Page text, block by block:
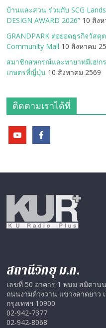
บ้านและสวน ร่วมกับ SCG
DESIGN AWARD 2026” 10 สิง
GRANDPARK ต่อยอดธุรกิจวัส
Community Mall 10 สิงหาคม
สมาชิกสหกรณ์และทายาทมีเฮ!ก
เกษตรที่ญี่ปุ่น 10 สิงหาคม 2569
ติดตามเราได้ที่
สถานีวิทยุ ม.ก.
เลขที่ 50 อาคาร 1 พนม สมิตาน
ถนนงามค์วงวาน แขวงลาดยาว
กรุงเทพฯ 10900
02-942-7377
02-942-8068